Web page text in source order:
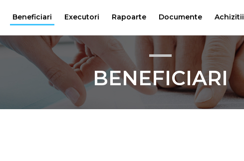
Beneficiari Executori Rapoarte Documente Achizitii
BENEFICIARI